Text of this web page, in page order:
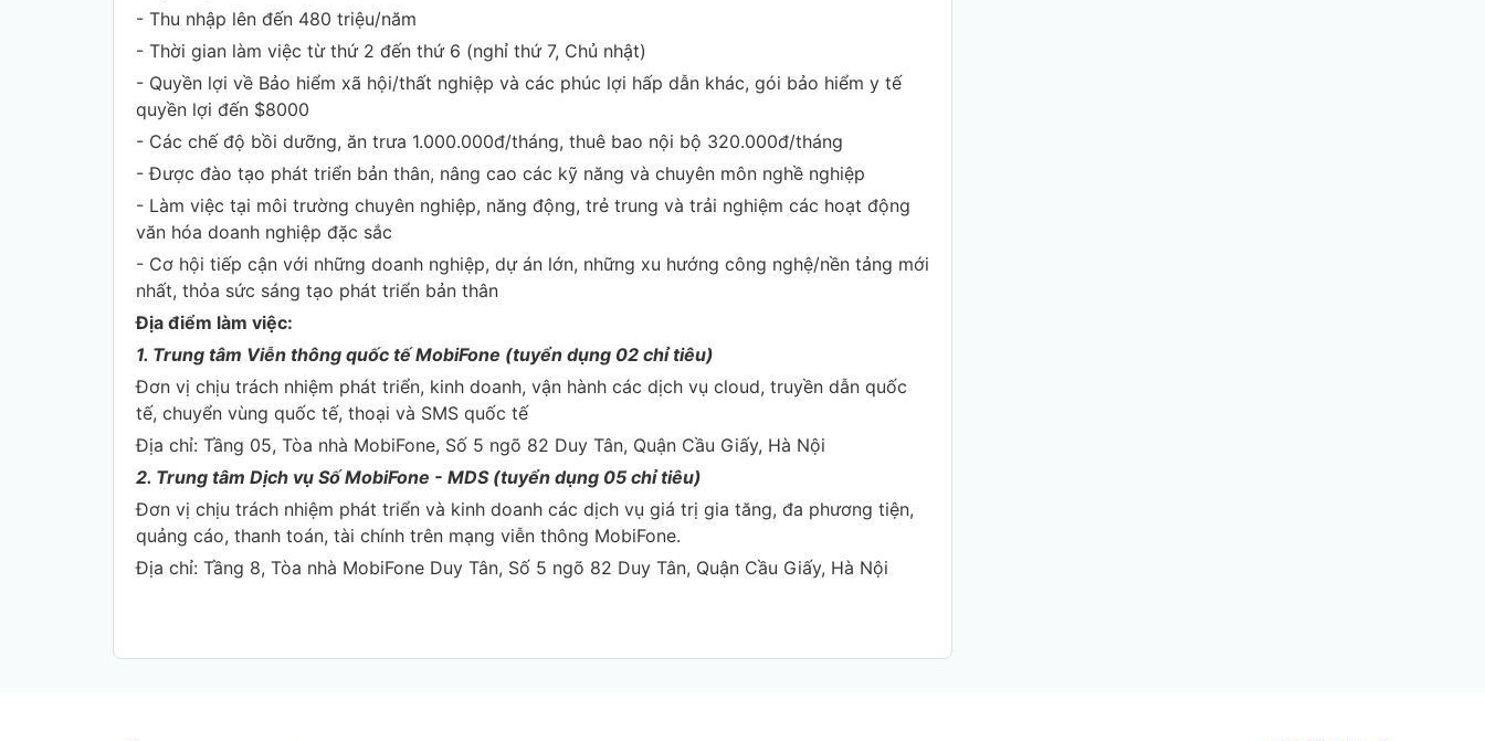
- Thu nhập lên đến 480 triệu/năm
- Thời gian làm việc từ thứ 2 đến thứ 6 (nghỉ thứ 7, Chủ nhật)
- Quyền lợi về Bảo hiểm xã hội/thất nghiệp và các phúc lợi hấp dẫn khác, gói bảo hiểm y tế
quyền lợi đến $8000
- Các chế độ bồi dưỡng, ăn trưa 1.000.000đ/tháng, thuê bao nội bộ 320.000đ/tháng
- Được đào tạo phát triển bản thân, nâng cao các kỹ năng và chuyên môn nghề nghiệp
- Làm việc tại môi trường chuyên nghiệp, năng động, trẻ trung và trải nghiệm các hoạt động
văn hóa doanh nghiệp đặc sắc
- Cơ hội tiếp cận với những doanh nghiệp, dự án lớn, những xu hướng công nghệ/nền tảng mới
nhất, thỏa sức sáng tạo phát triển bản thân
Địa điểm làm việc:
1. Trung tâm Viễn thông quốc tế MobiFone (tuyển dụng 02 chỉ tiêu)
Đơn vị chịu trách nhiệm phát triển, kinh doanh, vận hành các dịch vụ cloud, truyền dẫn quốc
tế, chuyển vùng quốc tế, thoại và SMS quốc tế
Địa chỉ: Tầng 05, Tòa nhà MobiFone, Số 5 ngõ 82 Duy Tân, Quận Cầu Giấy, Hà Nội
2. Trung tâm Dịch vụ Số MobiFone - MDS (tuyển dụng 05 chỉ tiêu)
Đơn vị chịu trách nhiệm phát triển và kinh doanh các dịch vụ giá trị gia tăng, đa phương tiện,
quảng cáo, thanh toán, tài chính trên mạng viễn thông MobiFone.
Địa chỉ: Tầng 8, Tòa nhà MobiFone Duy Tân, Số 5 ngõ 82 Duy Tân, Quận Cầu Giấy, Hà Nội